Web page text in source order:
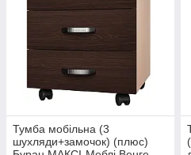
Тумба мобільна (3
шухляди+замочок) (плюс)